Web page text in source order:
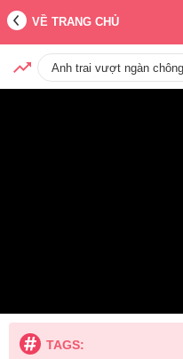
VỀ TRANG CHỦ
Anh trai vượt ngàn
TAGS: